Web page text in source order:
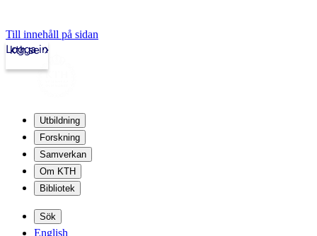
Till innehåll på sidan
kth.se
Logga in
Utbildning
Forskning
Samverkan
Om KTH
Bibliotek
Sök
English